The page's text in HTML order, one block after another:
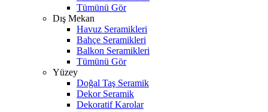
Tümünü Gör
Dış Mekan
Havuz Seramikleri
Bahçe Seramikleri
Balkon Seramikleri
Tümünü Gör
Yüzey
Doğal Taş Seramik
Dekor Seramik
Dekoratif Karolar